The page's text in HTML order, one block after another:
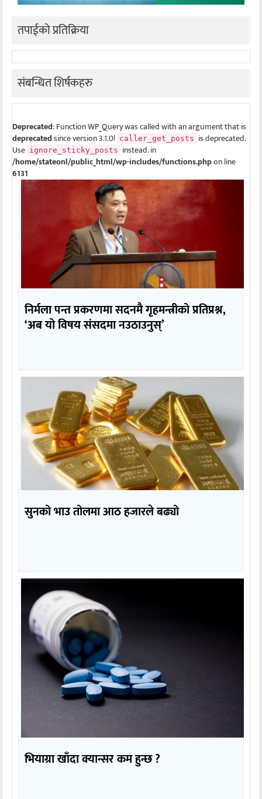
तपाईको प्रतिक्रिया
संबन्धित शिर्षकहरु
Deprecated: Function WP_Query was called with an argument that is
deprecatedsince version 3.1.0! caller_get_posts is deprecated.
Use ignore_sticky_posts instead. in
/home/stateonl/public_html/wp-includes/functions.phpon line
6131
निर्मला पन्त प्रकरणमा सदनमै गृहमन्त्रीको प्रतिप्रश्न,
‘अब यो विषय संसदमा नउठाउनुस्’
सुनको भाउ तोलमा आठ हजारले बढ्यो
भियाग्रा खाँदा क्यान्सर कम हुन्छ ?